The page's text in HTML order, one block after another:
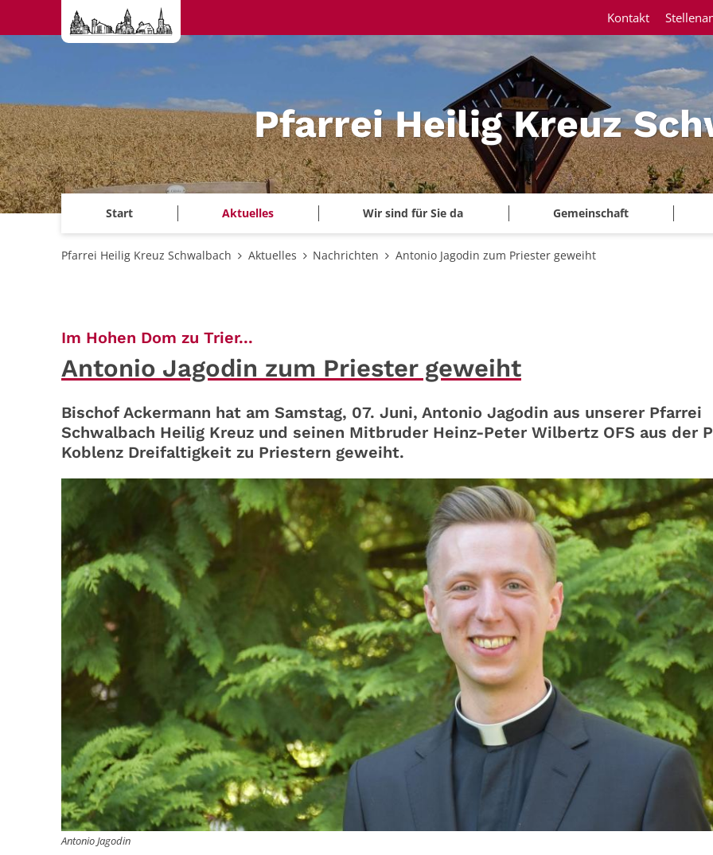
Zum Inhalt springen
Pfarrei Heilig Kreuz
Start Aktuelles Wir sind für Sie da Gemeinschaft
Kontakt
Pfarrei Heilig Kreuz Schwalbach Aktuelles Nachrichten Antonio Jagodin zum Priester geweiht
Im Hohen Dom zu Trier...
Antonio Jagodin zum Priester geweiht
Bischof Ackermann hat am Samstag, 07. Juni, Antonio Jagodin aus unserer Pfarrei
Schwalbach Heilig Kreuz und seinen Mitbruder Heinz-Peter Wilbertz OFS aus der
Koblenz Dreifaltigkeit zu Priestern geweiht.
Antonio Jagodin